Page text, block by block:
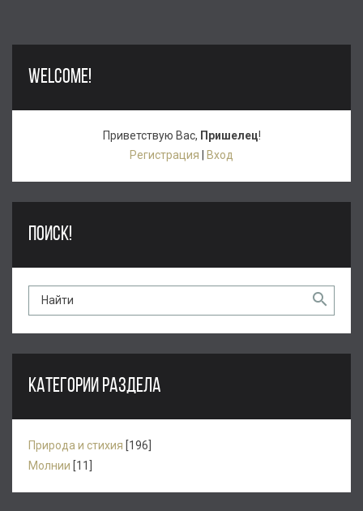
WELCOME!
Приветствую Вас, Пришелец!
Регистрация
Вход
ПОИСК!
КАТЕГОРИИ РАЗДЕЛА
Природа и стихия [196]
Молнии [11]